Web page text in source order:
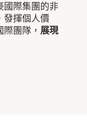
國際集團的非
發揮個人價
際團隊， 展現